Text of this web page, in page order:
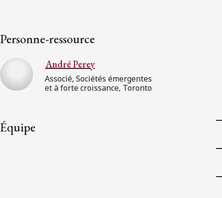
Personne-ressource
André Perey
Associé, Sociétés émergentes
et à forte croissance, Toronto
Équipe